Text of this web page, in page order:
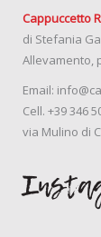
Cappuccetto
di Stefania
Allevamento,
Email:
Cell. +39 346
via Mulino di